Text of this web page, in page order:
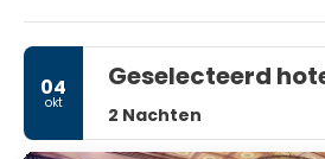
04
okt
Geselecteerd
2 Nachten